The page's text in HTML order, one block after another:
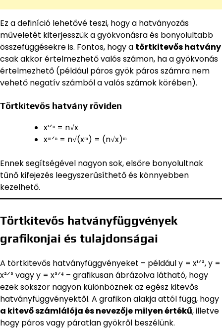
Ez a definíció lehetővé teszi, hogy a hatványozás
műveletét kiterjesszük a gyökvonásra és bonyolultabb
összefüggésekre is. Fontos, hogy a törtkitevős hatvány
csak akkor értelmezhető valós számon, ha a gyökvonás
értelmezhető (például páros gyök páros számra nem
vehető negatív számból a valós számok körében).
Törtkitevős hatvány röviden
x¹ᐟⁿ = n√x
xᵐᐟⁿ = n√(xᵐ) = (n√x)ᵐ
Ennek segítségével nagyon sok, elsőre bonyolultnak
tűnő kifejezés leegyszerűsíthető és könnyebben
kezelhető.
Törtkitevős hatványfüggvények
grafikonjai és tulajdonságai
A törtkitevős hatványfüggvényeket – például y = x¹ᐟ², y =
x²ᐟ³ vagy y = x³ᐟ⁴ – grafikusan ábrázolva látható, hogy
ezek sokszor nagyon különböznek az egész kitevős
hatványfüggvényektől. A grafikon alakja attól függ, hogy
a kitevő számlálója és nevezője milyen értékű, illetve
hogy páros vagy páratlan gyökről beszélünk.